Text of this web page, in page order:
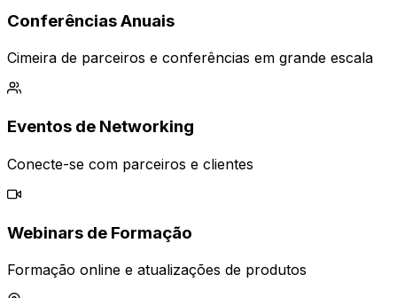
Conferências Anuais
Cimeira de parceiros e conferências em grande escala
Eventos de Networking
Conecte-se com parceiros e clientes
Webinars de Formação
Formação online e atualizações de produtos